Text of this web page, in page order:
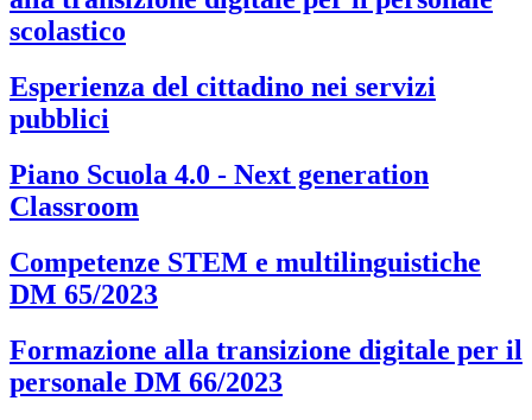
scolastico
Esperienza del cittadino nei servizi
pubblici
Piano Scuola 4.0 - Next generation
Classroom
Competenze STEM e multilinguistiche
DM 65/2023
Formazione alla transizione digitale per il
personale DM 66/2023